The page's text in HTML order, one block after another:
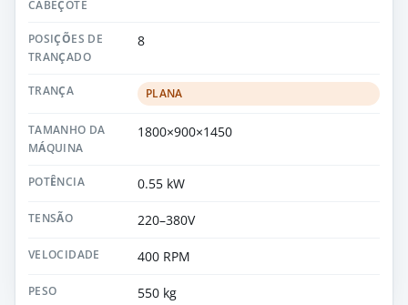
8
PLANA
1800×900×1450
0.55 kW
220–380V
400 RPM
550 kg